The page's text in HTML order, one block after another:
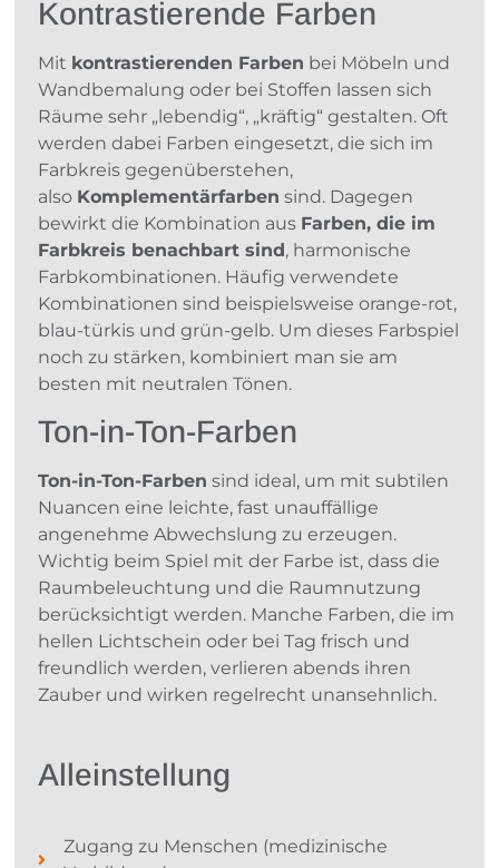
Kontrastierende Farben
Mit kontrastierenden Farben bei Möbeln und
Wandbemalung oder bei Stoffen lassen sich
Räume sehr „lebendig“, „kräftig“ gestalten. Oft
werden dabei Farben eingesetzt, die sich im
Farbkreis gegenüberstehen,
also Komplementärfarben sind. Dagegen
bewirkt die Kombination aus Farben, die im
Farbkreis benachbart sind, harmonische
Farbkombinationen. Häufig verwendete
Kombinationen sind beispielsweise orange-rot,
blau-türkis und grün-gelb. Um dieses Farbspiel
noch zu stärken, kombiniert man sie am
besten mit neutralen Tönen.
Ton-in-Ton-Farben
Ton-in-Ton-Farben sind ideal, um mit subtilen
Nuancen eine leichte, fast unauffällige
angenehme Abwechslung zu erzeugen.
Wichtig beim Spiel mit der Farbe ist, dass die
Raumbeleuchtung und die Raumnutzung
berücksichtigt werden. Manche Farben, die im
hellen Lichtschein oder bei Tag frisch und
freundlich werden, verlieren abends ihren
Zauber und wirken regelrecht unansehnlich.
Alleinstellung
Zugang zu Menschen (medizinische